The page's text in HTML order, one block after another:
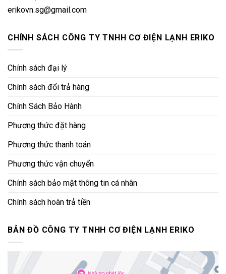
erikovn.sg@gmail.com
CHÍNH SÁCH CÔNG TY TNHH CƠ ĐIỆN LẠNH ERIKO
Chính sách đại lý
Chính sách đổi trả hàng
Chính Sách Bảo Hành
Phương thức đặt hàng
Phương thức thanh toán
Phương thức vận chuyển
Chính sách bảo mật thông tin cá nhân
Chính sách hoàn trả tiền
BẢN ĐỒ CÔNG TY TNHH CƠ ĐIỆN LẠNH ERIKO